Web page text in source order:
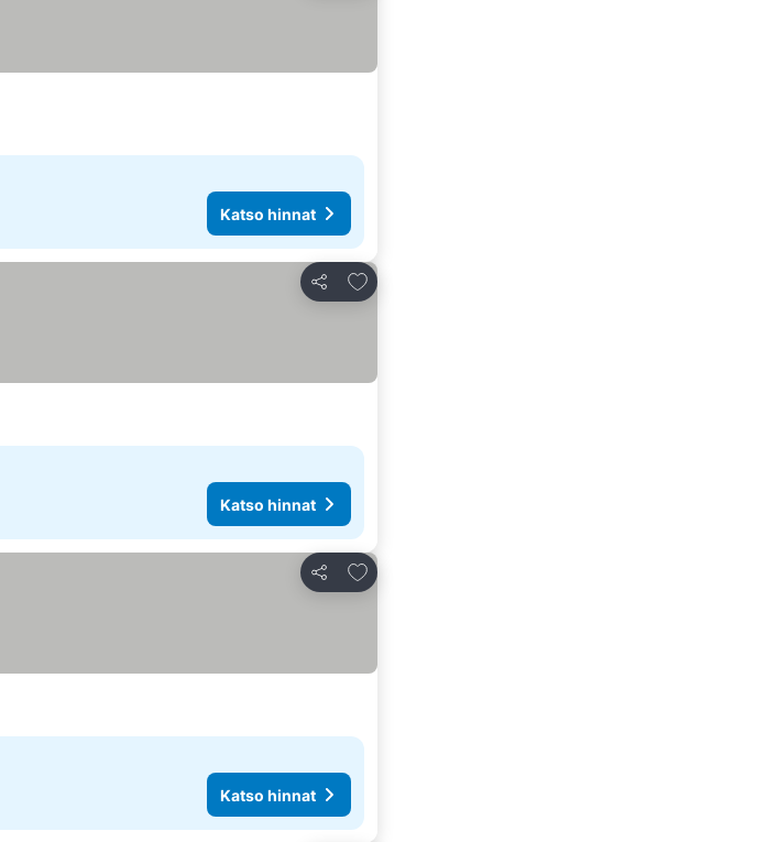
Katso hinnat
Jaa
Lisää suosikkeihin
Katso hinnat
Jaa
Lisää suosikkeihin
Katso hinnat